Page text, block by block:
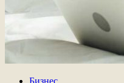
Бизнес